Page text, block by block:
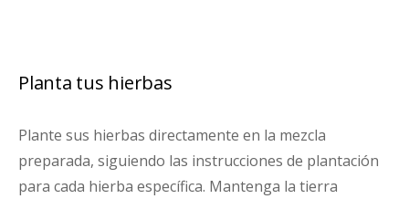
Planta tus hierbas
Plante sus hierbas directamente en la mezcla
preparada, siguiendo las instrucciones de plantación
para cada hierba específica. Mantenga la tierra